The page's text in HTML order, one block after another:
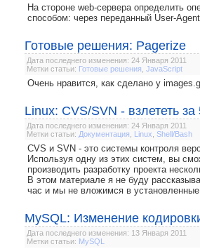
На стороне web-сервера определить
способом: через переданный User-Agent .
Готовые решения: Pagerize
Дата последнего изменения: 24 Января 2011
Метки статьи: Готовые решения JavaScript
Очень нравится, как сделано у
Linux: CVS/SVN - взлететь за
Дата последнего изменения: 24 Января 2011
Метки статьи: Документация Linux Shell/Bash
CVS и SVN - это системы контроля
Используя одну из этих систем, вы
производить разработку проекта
В этом материале я не буду
час и мы не вложимся в установленные
MySQL: Изменение
Дата последнего изменения: 13 Января 2011
Метки статьи: MySQL